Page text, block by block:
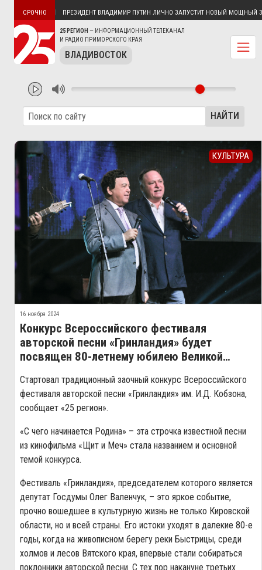
25 РЕГИОН — ИНФОРМАЦИОННЫЙ ТЕЛЕКАНАЛ
И РАДИО ПРИМОРСКОГО КРАЯ
ВЛАДИВОСТОК
СРОЧНО
АННА ПРЕЗИДЕНТ ВЛАДИМИР ПУТИН ЛИЧНО ЗАПУСТИТ НОВЫЙ МОЩНЫЙ
НАЙТИ
КУЛЬТУРА
16 ноября 2024
Конкурс Всероссийского фестиваля
авторской песни «Гринландия» будет
посвящен 80-летнему юбилею Великой
Стартовал традиционный заочный конкурс Всероссийского
фестиваля авторской песни «Гринландия» им. И.Д. Кобзона,
сообщает «25 регион».
«С чего начинается Родина» – эта строчка известной песни
из кинофильма «Щит и Меч» стала названием и основной
темой конкурса.
Фестиваль «Гринландия», председателем которого является
депутат Госдумы Олег Валенчук, – это яркое событие,
прочно вошедшее в культурную жизнь не только Кировской
области, но и всей страны. Его истоки уходят в далекие 80-е
годы, когда на живописном берегу реки Быстрицы, среди
холмов и лесов Вятского края, впервые стали собираться
поклонники авторской песни. С тех пор накануне третьих